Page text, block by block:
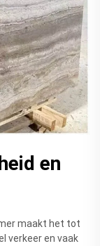
en
maakt het tot
verkeer en vaak